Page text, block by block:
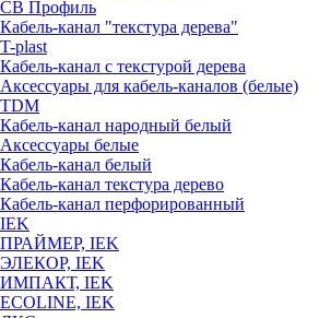
СВ Профиль
Кабель-канал "текстура дерева"
T-plast
Кабель-канал с текстурой дерева
Аксессуары для кабель-каналов (белые)
TDM
Кабель-канал народный белый
Аксессуары белые
Кабель-канал белый
Кабель-канал текстура дерево
Кабель-канал перфорированный
IEK
ПРАЙМЕР, IEK
ЭЛЕКОР, IEK
ИМПАКТ, IEK
ECOLINE, IEK